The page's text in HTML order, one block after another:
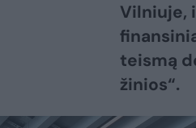
Vilniuje,
teismą
žinios“.